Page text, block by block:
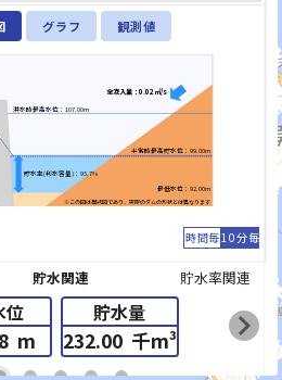
list_alt
グラフ 観測値
※この図は模式図であり、実際のダムの形状とは異なります
洪水時最高水位：107.00m
平常時最高貯水位：99.00m
最低水位：92.00m
貯水率(利水容量)：95.7%
全流入量：0.02㎥/s
時間毎10分毎
貯水関連 貯水率関連
位
m
貯水量
232.00 千m³ chevron_right